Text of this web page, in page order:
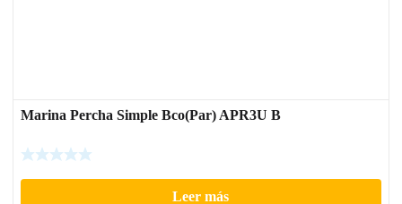
Marina Percha Simple Bco(Par) APR3U B
Leer más